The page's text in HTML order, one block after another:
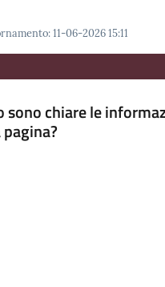
:11-06-2026 15:11
sono chiare le